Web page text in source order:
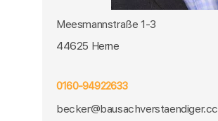
Meesmannstraße 1-3
44625 Herne
0160-94922633
becker@bausachverstaendiger.cc